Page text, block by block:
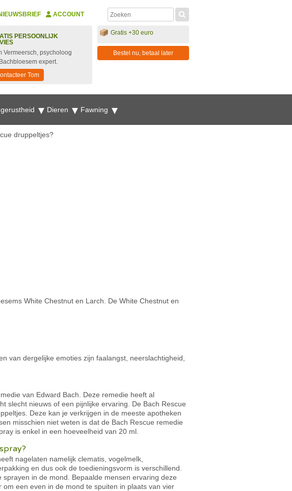
ACCOUNT
PERSOONLIJK
Vermeersch, psycholoog
expert.
Tom
Gratis +30 euro
Bestel nu, betaal later
Dieren Fawning
druppeltjes?
White Chestnut en Larch. De White Chestnut en
van dergelijke emoties zijn faalangst, neerslachtigheid,
van Edward Bach. Deze remedie heeft al
slecht nieuws of een pijnlijke ervaring. De Bach Rescue
Deze kan je verkrijgen in de meeste apotheken
misschien niet weten is dat de Bach Rescue remedie
is enkel in een hoeveelheid van 20 ml.
nagelaten namelijk clematis, vogelmelk,
en dus ook de toedieningsvorm is verschillend.
in de mond. Bepaalde mensen ervaring deze
een even in de mond te spuiten in plaats van vier